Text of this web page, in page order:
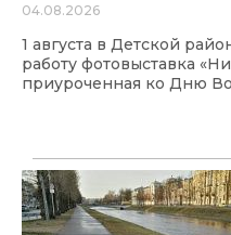
04.08.2026
1 августа в Детской
работу фотовыставка
приуроченная ко Дню